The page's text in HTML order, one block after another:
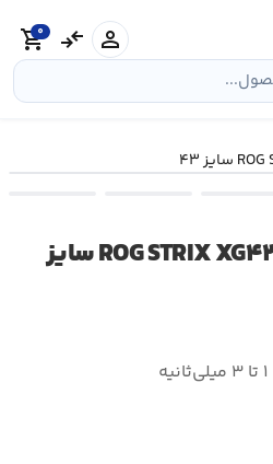
person
compare_arrows
shopping_cart
0
نمایشگر ایسوس ROG STRIX XG۴۳UQ سایز